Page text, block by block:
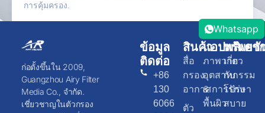
การคุ้มครอง.
ก่อตั้งขึ้นใน 2009,
Guangzhou Airy Filter
Media Co., จำกัด.
เชี่ยวชาญในตัวกรอง
สินค้า
สื่อ
กรอง
อากาศ
ตัว
แอปพลิเคชั
ภาพวาด
อุตสาหกรรม
& การรักษา
พื้นผิว
ทรัพยา
เกี่ยว
กับ
โปร่ง
สบาย
ข้อมูล
ติดต่อ
+86
130
6066
Whatsapp